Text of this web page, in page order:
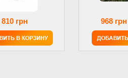
810 грн 968 грн